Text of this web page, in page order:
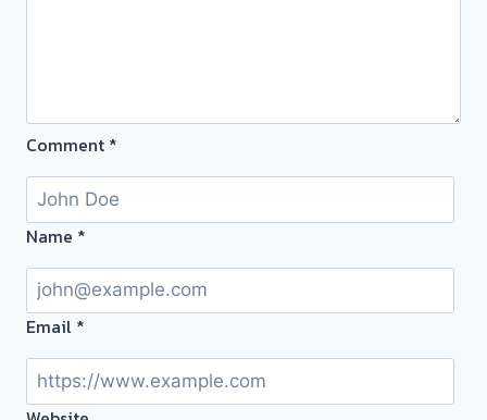
ไม่
รอ
ซื้อ
จำนำ
ทอง
Comment *
Name *
Email *